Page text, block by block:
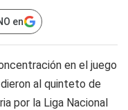
en
en el juego
al quinteto de
por la Liga Nacional